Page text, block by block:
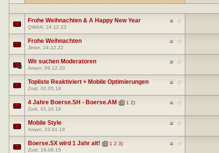
Frohe Weihnachten & A Happy New Year
QWAN , 24.12.23
Frohe Weihnachten
Jinbe , 24.12.22
Wir suchen Moderatoren
Arwyn , 09.12.20
Topliste Reaktiviert + Mobile Optimierungen
Zoid , 02.05.19
4 Jahre Boerse.SH - Boerse.AM ( 1 2)
Zoid , 01.10.18
Mobile Style
Arwyn , 23.01.18
Boerse.SX wird 1 Jahr alt! ( 1 2 3)
Zoid , 19.08.15